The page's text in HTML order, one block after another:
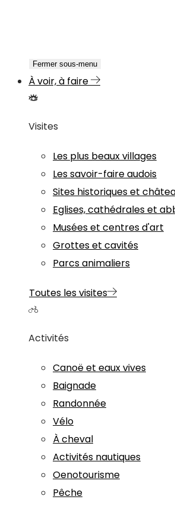
Fermer sous-menu
À voir, à faire
Visites
Les plus beaux villages
Les savoir-faire audois
Sites historiques et
Eglises, cathédrales et
Musées et centres d'art
Grottes et cavités
Parcs animaliers
Toutes les visites
Activités
Canoë et eaux vives
Baignade
Randonnée
Vélo
À cheval
Activités nautiques
Oenotourisme
Pêche